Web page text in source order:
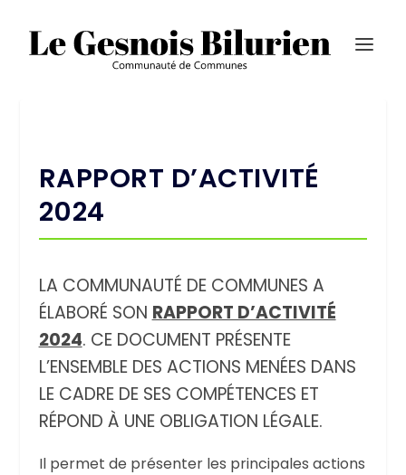
RAPPORT D’ACTIVITÉ
2024
LA COMMUNAUTÉ DE COMMUNES A
ÉLABORÉ SON RAPPORT D’ACTIVITÉ
2024. CE DOCUMENT PRÉSENTE
L’ENSEMBLE DES ACTIONS MENÉES DANS
LE CADRE DE SES COMPÉTENCES ET
RÉPOND À UNE OBLIGATION LÉGALE.
Il permet de présenter les principales actions